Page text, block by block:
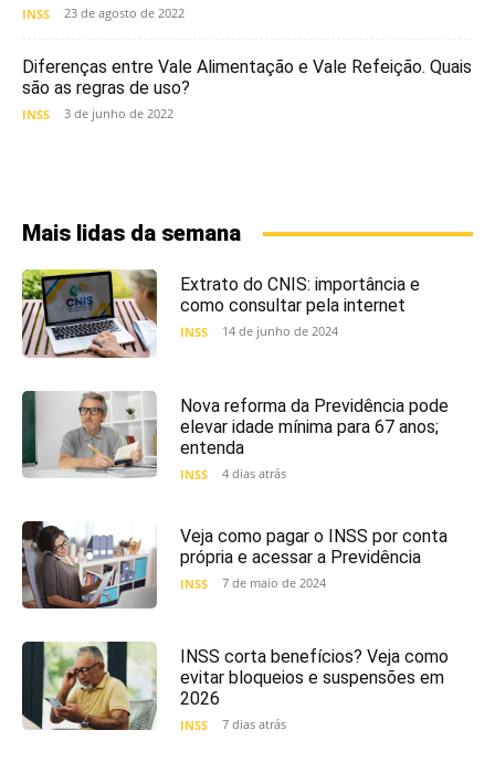
INSS 23 de agosto de 2022
Diferenças entre Vale Alimentação e Vale Refeição. Quais
são as regras de uso?
INSS 3 de junho de 2022
Mais lidas da semana
Extrato do CNIS: importância e
como consultar pela internet
INSS 14 de junho de 2024
Nova reforma da Previdência pode
elevar idade mínima para 67 anos;
entenda
INSS 4 dias atrás
Veja como pagar o INSS por conta
própria e acessar a Previdência
INSS 7 de maio de 2024
INSS corta benefícios? Veja como
evitar bloqueios e suspensões em
2026
INSS 7 dias atrás